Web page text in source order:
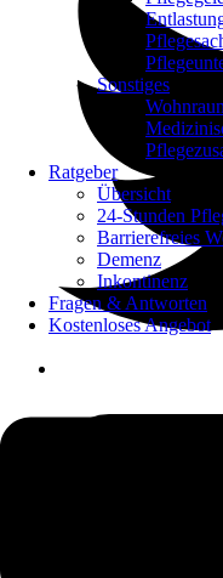
Sonstiges
Ratgeber
Übersicht
24-Stunden
Barrierefreies
Demenz
Inkontinenz
Fragen & Antworten
Kostenloses Angebot